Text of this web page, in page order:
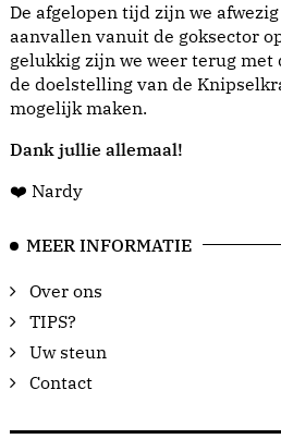
De afgelopen tijd zijn we
aanvallen vanuit de goksector
gelukkig zijn we weer terug
de doelstelling van de
mogelijk maken.
Dank jullie allemaal!
❤️ Nardy
MEER INFORMATIE
Over ons
TIPS?
Uw steun
Contact